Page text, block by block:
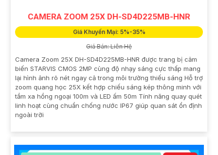
CAMERA ZOOM 25X DH-SD4D225MB-HNR
Giá Khuyến Mại: 5%-35%
Giá Bán: Liên Hệ
Camera Zoom 25X DH-SD4D225MB-HNR được trang bị cảm
biến STARVIS CMOS 2MP cùng độ nhạy sáng cực thấp mang
lại hình ảnh rõ nét ngay cả trong môi trường thiếu sáng Hỗ trợ
zoom quang học 25X kết hợp chiếu sáng kép thông minh với
tầm xa hồng ngoại 100m và LED ấm 50m Tính năng quay quét
linh hoạt cùng chuẩn chống nước IP67 giúp quan sát ổn định
ngoài trời